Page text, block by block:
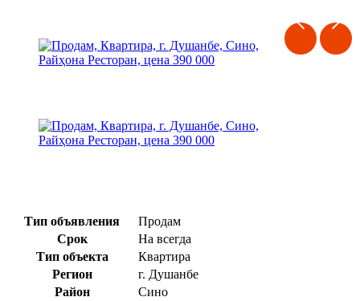
Тип объявления
Продам
Срок
На всегда
Тип объекта
Квартира
Регион
г. Душанбе
Район
Сино